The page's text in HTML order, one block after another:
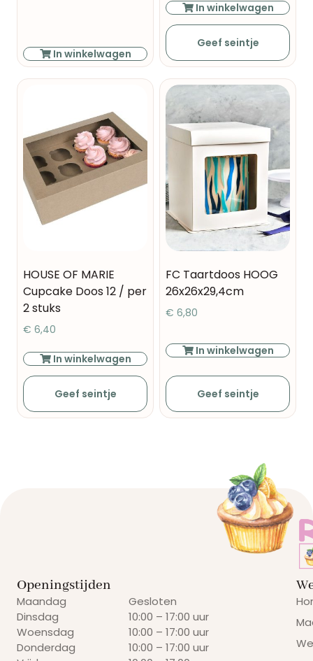
In winkelwagen
In winkelwagen
Geef seintje
HOUSE OF MARIE
Cupcake Doos 12 / per
2 stuks
€ 6,40
In winkelwagen
Geef seintje
FC Taartdoos HOOG
26x26x29,4cm
€ 6,80
In winkelwagen
Geef seintje
Openingstijden
Maandag
Dinsdag
Woensdag
Donderdag
Gesloten
10:00 – 17:00 uur
10:00 – 17:00 uur
10:00 – 17:00 uur